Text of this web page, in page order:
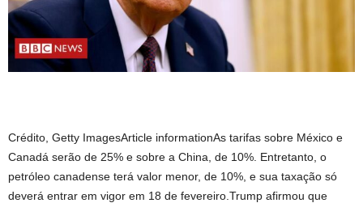
Crédito, Getty ImagesArticle informationAs tarifas sobre México e
Canadá serão de 25% e sobre a China, de 10%. Entretanto, o
petróleo canadense terá valor menor, de 10%, e sua taxação só
deverá entrar em vigor em 18 de fevereiro.Trump afirmou que